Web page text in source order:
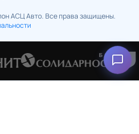
АСЦ Авто. Все права защищены.